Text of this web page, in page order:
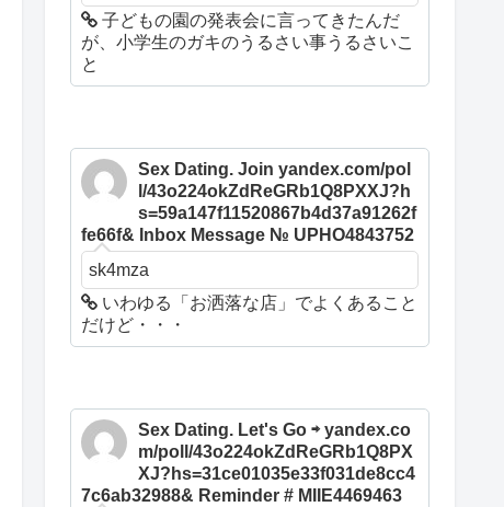
子どもの園の発表会に言ってきたんだ
が、小学生のガキのうるさい事うるさいこ
と
Sex Dating. Join yandex.com/pol
l/43o224okZdReGRb1Q8PXXJ?h
s=59a147f11520867b4d37a91262f
fe66f& Inbox Message № UPHO4843752
sk4mza
いわゆる「お洒落な店」でよくあること
だけど・・・
Sex Dating. Let's Go ⇨ yandex.co
m/poll/43o224okZdReGRb1Q8PX
XJ?hs=31ce01035e33f031de8cc4
7c6ab32988& Reminder # MIIE4469463